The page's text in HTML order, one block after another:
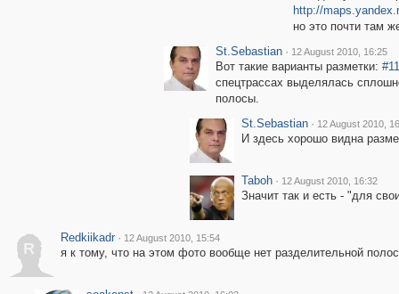
http://
но это почти там
St.Sebastian · 12 August 2010, 16:25
Вот такие варианты разметки:
спецтрассах выделялась
полосы.
St.Sebastian · 12 August 2010,
И здесь хорошо видна
Taboh · 12 August 2010, 16:32
Значит так и есть - "для
R
Redkiikadr · 12 August 2010, 15:54
я к тому, что на этом фото вообще нет разделительной